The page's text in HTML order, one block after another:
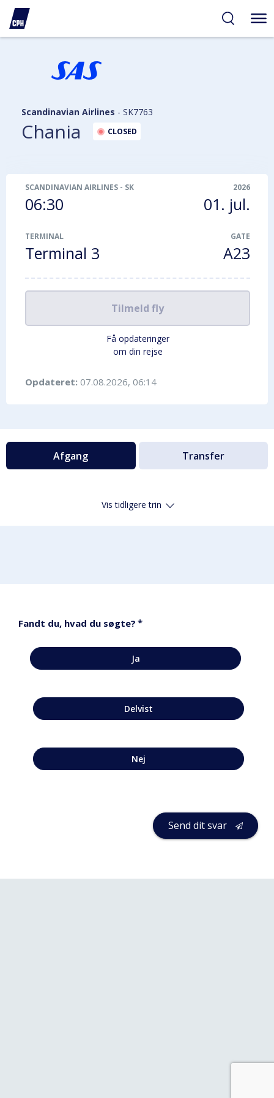
Scandinavian Airlines - SK7763
Chania CLOSED
SCANDINAVIAN AIRLINES - SK7763
06:30
2026
01. jul.
TERMINAL
Terminal 3
GATE
A23
Tilmeld fly
Få opdateringer
om din rejse
Opdateret: 07.08.2026, 06:14
Afgang Transfer
Vis tidligere trin
Fandt du, hvad du søgte? *
Ja
Delvist
Nej
Send dit svar